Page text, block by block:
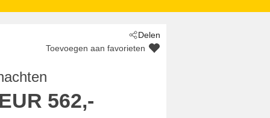
Delen
Toevoegen aan favorieten
562,-